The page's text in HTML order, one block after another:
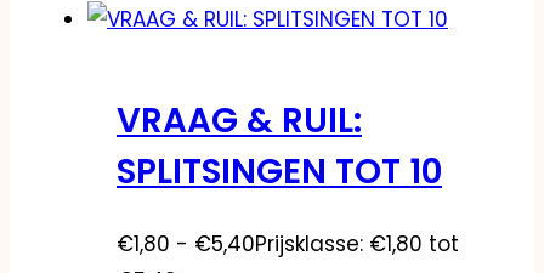
VRAAG & RUIL:
SPLITSINGEN TOT 10
€1,80 - €5,40Prijsklasse: €1,80 tot